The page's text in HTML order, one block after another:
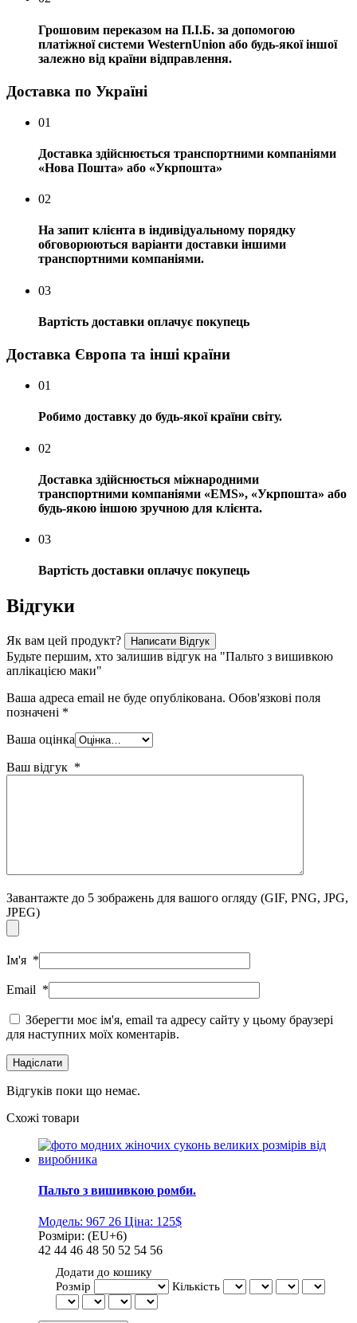
Грошовим переказом на П.І.Б. за допомогою
платіжної системи WesternUnion або будь-якої іншої
залежно від країни відправлення.
Доставка по Україні
01
Доставка здійснюється транспортними компаніями
«Нова Пошта» або «Укрпошта»
02
На запит клієнта в індивідуальному порядку
обговорюються варіанти доставки іншими
транспортними компаніями.
03
Вартість доставки оплачує покупець
Доставка Європа та інші країни
01
Робимо доставку до будь-якої країни світу.
02
Доставка здійснюється міжнародними
транспортними компаніями «EMS», «Укрпошта» або
будь-якою іншою зручною для клієнта.
03
Вартість доставки оплачує покупець
Відгуки
Як вам цей продукт? Написати Відгук
Будьте першим, хто залишив відгук на "Пальто з вишивкою
аплікацією маки"
Ваша адреса email не буде опублікована. Обов'язкові поля
позначені *
Ваша оцінка
Ваш відгук *
Завантажте до 5 зображень для вашого огляду (GIF, PNG, JPG,
JPEG)
Ім'я *
Email *
Зберегти моє ім'я, email та адресу сайту у цьому браузері
для наступних моїх коментарів.
Відгуків поки що немає.
Схожі товари
Пальто з вишивкою ромби.
Модель: 967 26 Ціна: 125$
Розміри: (EU+6)
42 44 46 48 50 52 54 56
Додати до кошику
Розмір
Кількість